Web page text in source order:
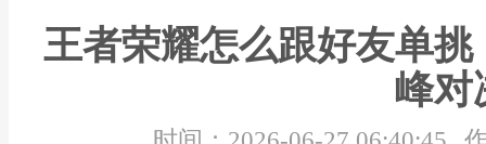
王者荣耀怎么跟好友单
峰对